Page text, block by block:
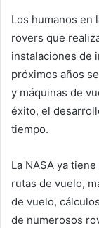
Los humanos en
rovers que
instalaciones de
próximos años
y máquinas de
éxito, el
tiempo.
La NASA ya
rutas de vuelo,
de vuelo,
de numerosos